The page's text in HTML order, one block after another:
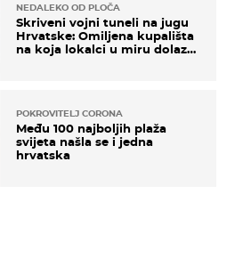
NEDALEKO OD PLOČA
Skriveni vojni tuneli na jugu
Hrvatske: Omiljena kupališta
na koja lokalci u miru dolaze
POKROVITELJ CORONA
Među 100 najboljih plaža
svijeta našla se i jedna
hrvatska